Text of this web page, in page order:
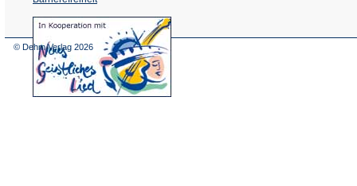
(Öffnet
in
© Dehm Verlag 2026